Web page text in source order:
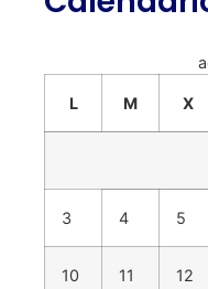
L M X
3 4 5
10 11 12